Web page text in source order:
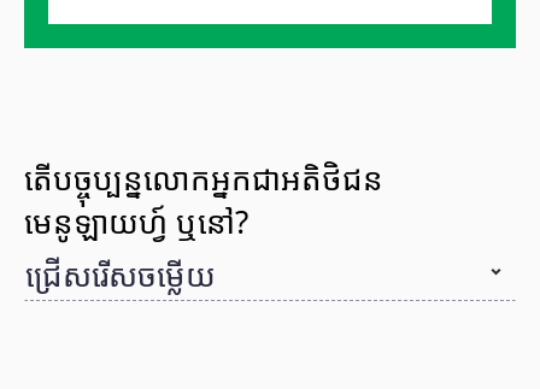
តើបច្ចុប្បន្នលោកអ្នកជាអតិថិជន
មេនូឡាយហ្វ៍ ឬនៅ?
ជ្រើសរើសចម្លើយ